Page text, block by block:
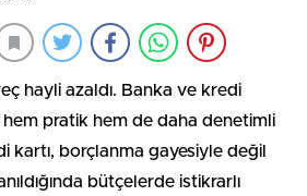
hayli azaldı. Banka ve kredi
hem pratik hem de daha denetimli
kartı, borçlanma gayesiyle değil
bütçelerde istikrarlı